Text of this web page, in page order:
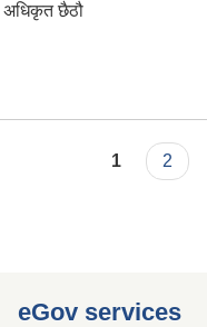
अधिकृत छैठौ
1 2
eGov services